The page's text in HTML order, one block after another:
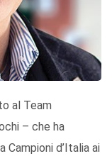
al Team
– che ha
Campioni d’Italia ai